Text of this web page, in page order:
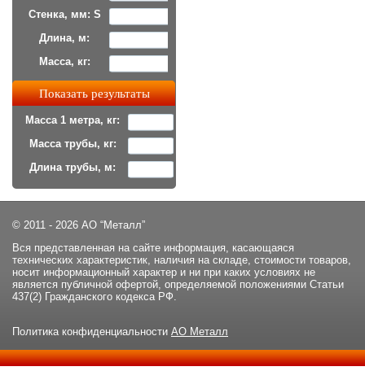
Стенка, мм: S
Длина, м:
Масса, кг:
Масса 1 метра, кг:
Масса трубы, кг:
Длина трубы, м:
© 2011 - 2026 АО “Металл”
Вся представленная на сайте информация, касающаяся
технических характеристик, наличия на складе, стоимости товаров,
носит информационный характер и ни при каких условиях не
является публичной офертой, определяемой положениями Статьи
437(2) Гражданского кодекса РФ.
Политика конфиденциальности АО Металл